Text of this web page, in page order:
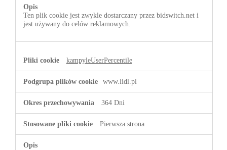
Ten plik cookie jest zwykle dostarczany przez bidswitch.net i
jest używany do celów reklamowych.
kampyleUserPercentile
www.lidl.pl
364 Dni
Pierwsza strona